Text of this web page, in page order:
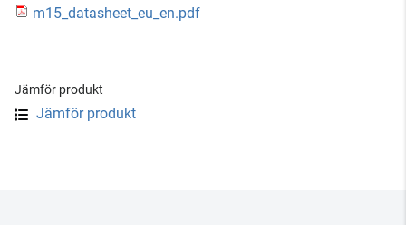
m15_datasheet_eu_en.pdf
Jämför produkt
Jämför produkt